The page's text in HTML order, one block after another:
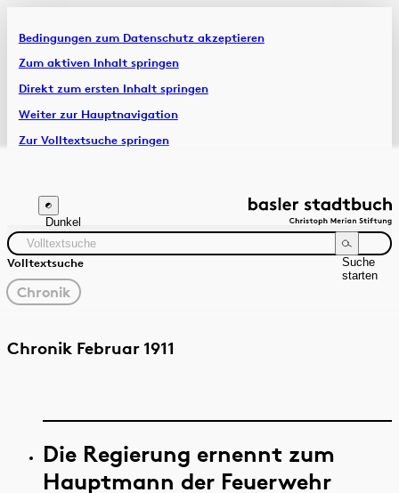
Bedingungen zum Datenschutz akzeptieren
Zum aktiven Inhalt springen
Direkt zum ersten Inhalt springen
Weiter zur Hauptnavigation
Zur Volltextsuche springen
Artikel & Dossiers
Chronik
Dunkel
Volltextsuche
Suche
starten
gewählter
Filter
Chronik
Quelle Zeitraum
Chronik Februar 1911
Die Regierung ernennt zum
Hauptmann der Feuerwehr